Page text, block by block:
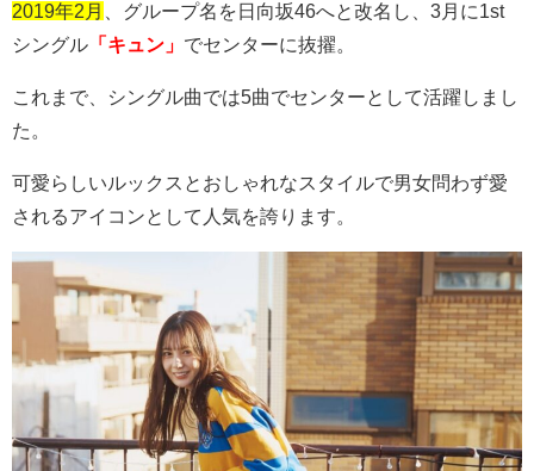
2019年2月 、グループ名を日向坂46へと改名し、 3 月に1st
シングル 「キュン」 でセンターに抜擢。
これまで、シングル曲では5曲でセンターとして活躍しまし
た。
可愛らしいルックスとおしゃれなスタイルで男女問わず愛
されるアイコンとして人気を誇ります。